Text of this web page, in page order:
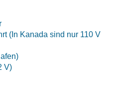
(In Kanada sind nur 110 V
V)